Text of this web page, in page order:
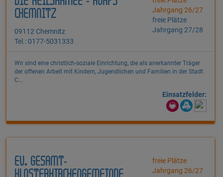
CHEMNITZ
09112 Chemnitz
Tel.: 0177-5031333
Jahrgang 26/27
freie Plätze
Jahrgang 27/28
Wir sind eine christlich-soziale Einrichtung, die als anerkannter Träger
der offenen Arbeit mit Kindern, Jugendlichen und Familien in der Stadt
C...
Einsatzfelder:
EV. GESAMT-
KLOSTERKIRCHENGEMEINDE
freie Plätze
Jahrgang 26/27